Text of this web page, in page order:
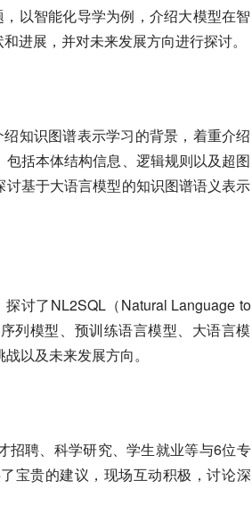
以智能化导学为例，介绍大模型在智
进展，并对未来发展方向进行探讨。
知识图谱表示学习的背景，着重介绍
括本体结构信息、逻辑规则以及超图
基于大语言模型的知识图谱语义表示
讨了NL2SQL（Natural Language to
列模型、预训练语言模型、大语言模
以及未来发展方向。
招聘、科学研究、学生就业等与6位专
宝贵的建议，现场互动积极，讨论深